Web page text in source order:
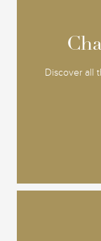
Discover all